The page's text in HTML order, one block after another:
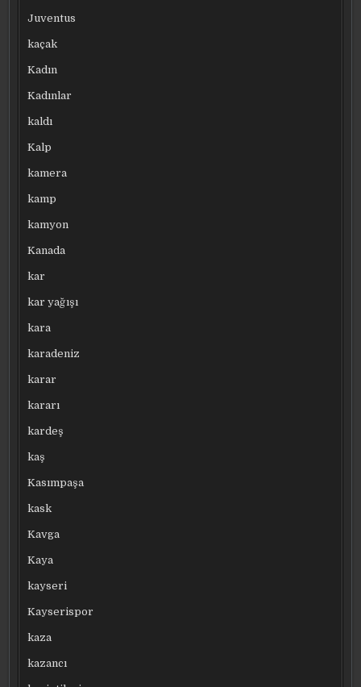
Juventus
kaçak
Kadın
Kadınlar
kaldı
Kalp
kamera
kamp
kamyon
Kanada
kar
kar yağışı
kara
karadeniz
karar
kararı
kardeş
kaş
Kasımpaşa
kask
Kavga
Kaya
kayseri
Kayserispor
kaza
kazancı